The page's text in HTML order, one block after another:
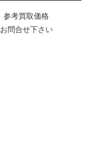
参考買取価格
お問合せ下さい